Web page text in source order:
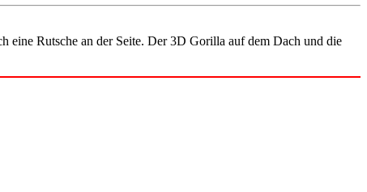
eine Rutsche an der Seite. Der 3D Gorilla auf dem Dach und die